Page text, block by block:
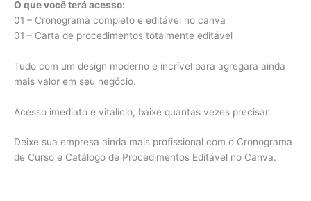
O que você terá acesso:
01 – Cronograma completo e editável no canva
01 – Carta de procedimentos totalmente editável
Tudo com um design moderno e incrível para agregara ainda
mais valor em seu negócio.
Acesso imediato e vitalício, baixe quantas vezes precisar.
Deixe sua empresa ainda mais profissional com o Cronograma
de Curso e Catálogo de Procedimentos Editável no Canva.